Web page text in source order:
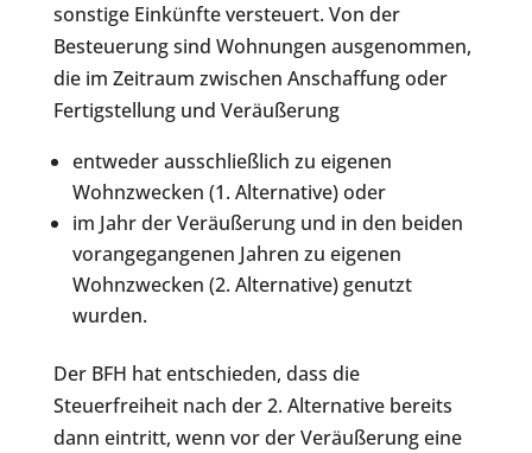
sonstige Einkünfte versteuert. Von der
Besteuerung sind Wohnungen ausgenommen,
die im Zeitraum zwischen Anschaffung oder
Fertigstellung und Veräußerung
entweder ausschließlich zu eigenen
Wohnzwecken (1. Alternative) oder
im Jahr der Veräußerung und in den beiden
vorangegangenen Jahren zu eigenen
Wohnzwecken (2. Alternative) genutzt
wurden.
Der BFH hat entschieden, dass die
Steuerfreiheit nach der 2. Alternative bereits
dann eintritt, wenn vor der Veräußerung eine